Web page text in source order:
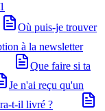
Où puis-je trouver
à la newsletter
Que faire si ta
Je n'ai reçu qu'un
t-il livré ?